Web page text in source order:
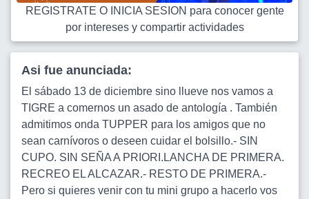
REGISTRATE O INICIA SESION para conocer gente
por intereses y compartir actividades
Asi fue anunciada:
El sábado 13 de diciembre sino llueve nos vamos a
TIGRE a comernos un asado de antología . También
admitimos onda TUPPER para los amigos que no
sean carnívoros o deseen cuidar el bolsillo.- SIN
CUPO. SIN SEÑA A PRIORI.LANCHA DE PRIMERA.
RECREO EL ALCAZAR.- RESTO DE PRIMERA.-
Pero si quieres venir con tu mini grupo a hacerlo vos